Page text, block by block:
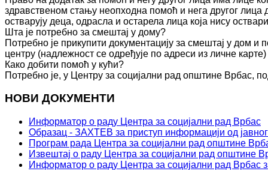
здравственом стању неопходна помоћ и нега другог
остварују деца, одрасла и остарела лица која нису
Шта је потребно за смештај у дому?
Потребно је прикупити документацију за смештај у дом
центру (надлежност се одређује по адреси из личне
Како добити помоћ у кући?
Потребно је, у Центру за социјални рад општине Врбас,
НОВИ ДОКУМЕНТИ
Информатор о раду Центра за социјални рад Врбас
Образац - ЗАХТЕВ за приступ информацији од јавног
Програм рада Центра за социјални рад општине
Извештај о раду Центра за социјални рад општине
Информатор о раду Центра за социјални рад Врбас